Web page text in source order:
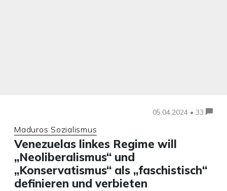
05.04.2024 • 33
Maduros Sozialismus
Venezuelas linkes Regime will
„Neoliberalismus“ und
„Konservatismus“ als „faschistisch“
definieren und verbieten